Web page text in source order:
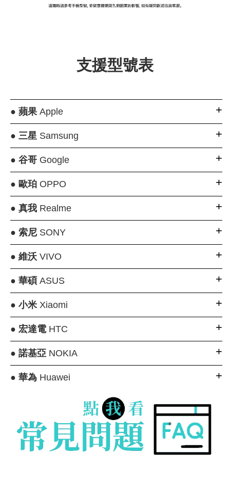
+NT$ 159
-
支援型號表
● 蘋果Apple
● 三星Samsung
● 谷哥Google
● 歐珀OPPO
● 真我Realme
● 索尼SONY
● 維沃VIVO
● 華碩 ASUS
● 小米Xiaomi
● 宏達電HTC
● 諾基亞NOKIA
● 華為Huawei